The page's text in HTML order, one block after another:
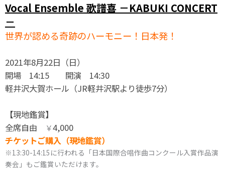
Vocal Ensemble 歌譜喜 －KABUKI CONCERT
－
世界が認める奇跡のハーモニー！日本発！
2021年8月22日（日）
開場 14:15 開演 14:30
軽井沢大賀ホール（JR軽井沢駅より徒歩7分）
【現地鑑賞】
全席自由
￥4,000
チケットご購入（現地鑑賞）
※13:30-14:15に行われる「日本国際合唱作曲コンクール入賞作品演
奏会」もご鑑賞いただけます。